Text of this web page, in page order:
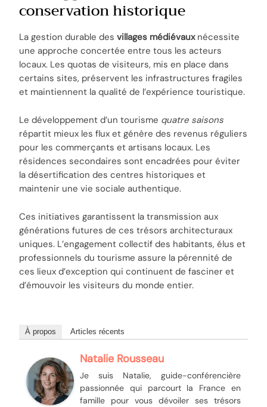
conservation historique
La gestion durable desvillages médiévauxnécessite
une approche concertée entre tous les acteurs
locaux. Les quotas de visiteurs, mis en place dans
certains sites, préservent les infrastructures fragiles
et maintiennent la qualité de l’expérience touristique.
Le développement d’un tourisme quatre saisons
répartit mieux les flux et génère des revenus réguliers
pour les commerçants et artisans locaux. Les
résidences secondaires sont encadrées pour éviter
la désertification des centres historiques et
maintenir une vie sociale authentique.
Ces initiatives garantissent la transmission aux
générations futures de ces trésors architecturaux
uniques. L’engagement collectif des habitants, élus et
professionnels du tourisme assure la pérennité de
ces lieux d’exception qui continuent de fasciner et
d’émouvoir les visiteurs du monde entier.
À propos Articles récents
Natalie Rousseau
Je suis Natalie, guide-conférencière
passionnée qui parcourt la France en
famille pour vous dévoiler ses trésors